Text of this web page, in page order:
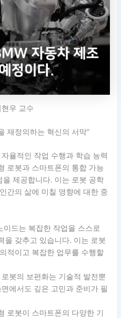
우 교수
재정의하는 혁신의 서막”
율적인 작업 수행과 학습 능력
로봇과 스마트폰의 통합 가능
제공합니다. 이는 로봇 공학
간의 삶에 미칠 영향에 대한 중
드는 복잡한 작업을 스스로
을 갖추고 있습니다. 이는 로봇
적이고 복잡한 업무를 수행할
봇의 보편화는 기술적 발전뿐
에서도 깊은 고민과 준비가 필
로봇이 스마트폰의 다양한 기